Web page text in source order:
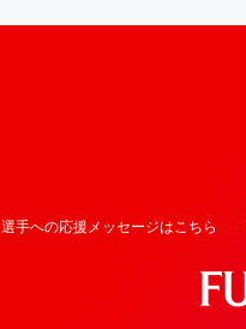
選手への応援メッセージはこちら